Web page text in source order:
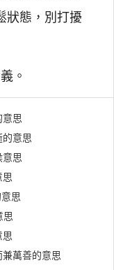
狀態，別打擾
。
意思
的意思
意思
思
思
思
思
兼萬善的意思